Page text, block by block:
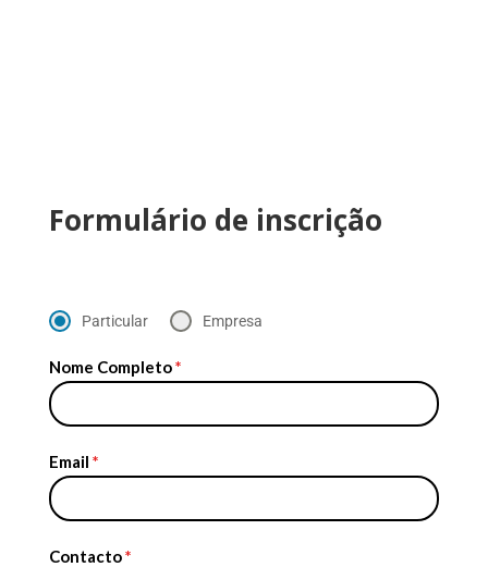
Formulário de inscrição
Particular Empresa
Nome Completo*
Email *
Contacto*